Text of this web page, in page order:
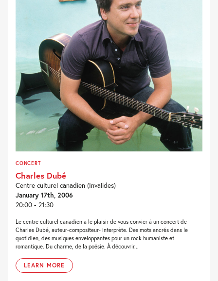
CONCERT
Charles Dubé
Centre culturel canadien (Invalides)
January 17th, 2006
20:00 - 21:30
Le centre culturel canadien a le plaisir de vous convier à un concert de
Charles Dubé, auteur-compositeur- interprète. Des mots ancrés dans le
quotidien, des musiques enveloppantes pour un rock humaniste et
romantique. Du charme, de la poésie. À découvrir...
LEARN MORE